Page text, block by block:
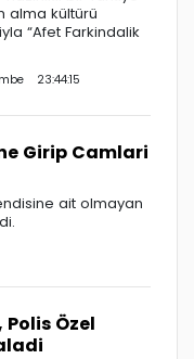
alma kültürü
“Afet Farkindalik
23:44:15
Girip Camlari
ait olmayan
Özel